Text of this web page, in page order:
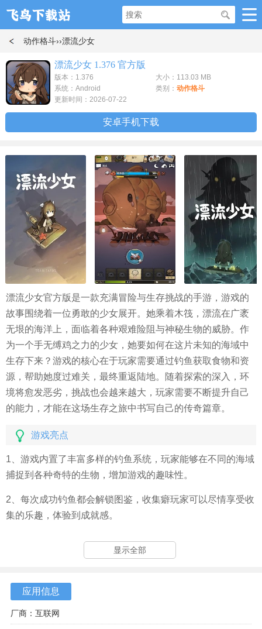
动作格斗››漂流少女
漂流少女 1.376 官方版
版本：1.376
大小：113.03 MB
系统：Android
类别： 动作格斗
更新时间：2026-07-22
安卓手机下载
漂流少女官方版是一款充满冒险与生存挑战的手游，游戏的
故事围绕着一位勇敢的少女展开。她乘着木筏，漂流在广袤
无垠的海洋上，面临着各种艰难险阻与神秘生物的威胁。作
为一个手无缚鸡之力的少女，她要如何在这片未知的海域中
生存下来？游戏的核心在于玩家需要通过钓鱼获取食物和资
源，帮助她度过难关，最终重返陆地。随着探索的深入，环
境将愈发恶劣，挑战也会越来越大，玩家需要不断提升自己
的能力，才能在这场生存之旅中书写自己的传奇篇章。
游戏亮点
1、游戏内置了丰富多样的钓鱼系统，玩家能够在不同的海域
捕捉到各种奇特的生物，增加游戏的趣味性。
2、每次成功钓鱼都会解锁图鉴，收集癖玩家可以尽情享受收
集的乐趣，体验到成就感。
3、BOSS战斗伴随动感的背景音乐，让玩家在紧张刺激的战
斗中感受到更多的乐趣。
我，体验到不一样的生存冒险。
显示全部
应用信息
厂商：互联网